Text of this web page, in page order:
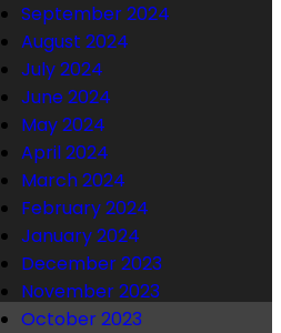
September 2024
August 2024
July 2024
June 2024
May 2024
April 2024
March 2024
February 2024
January 2024
December 2023
November 2023
October 2023